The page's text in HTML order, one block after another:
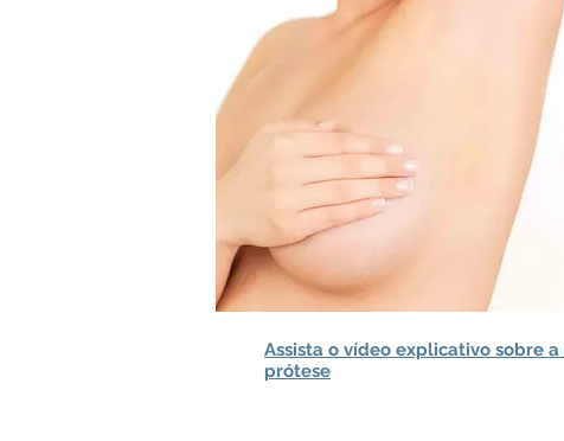
Assista o vídeo explicativo sobre
prótese